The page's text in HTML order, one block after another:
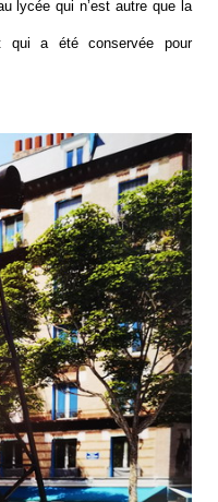
lycée qui n’est autre que la
qui a été conservée pour